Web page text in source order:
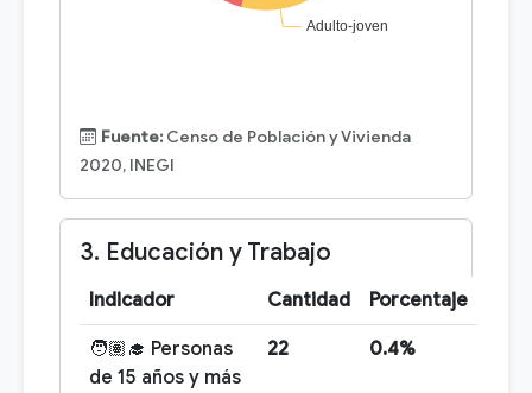
Fuente: Censo de Población y Vivienda
2020, INEGI
3. Educación y Trabajo
Indicador Cantidad Porcentaje
🧑🏽‍🎓 Personas
de 15 años y más
22 0.4%